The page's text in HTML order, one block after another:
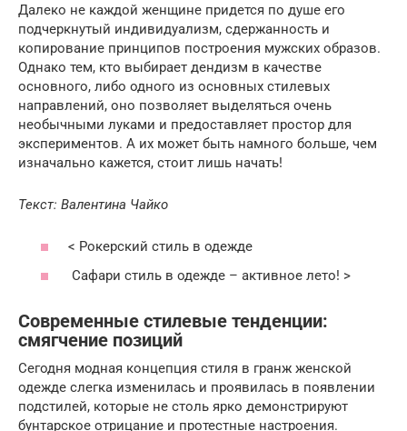
Далеко не каждой женщине придется по душе его
подчеркнутый индивидуализм, сдержанность и
копирование принципов построения мужских образов.
Однако тем, кто выбирает дендизм в качестве
основного, либо одного из основных стилевых
направлений, оно позволяет выделяться очень
необычными луками и предоставляет простор для
экспериментов. А их может быть намного больше, чем
изначально кажется, стоит лишь начать!
Текст: Валентина Чайко
< Рокерский стиль в одежде
Сафари стиль в одежде – активное лето! >
Современные стилевые тенденции:
смягчение позиций
Сегодня модная концепция стиля в гранж женской
одежде слегка изменилась и проявилась в появлении
подстилей, которые не столь ярко демонстрируют
бунтарское отрицание и протестные настроения.